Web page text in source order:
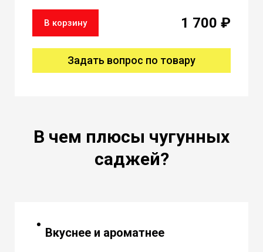
В корзину 1 700 ₽
Задать вопрос по товару
В чем плюсы чугунных
саджей?
Вкуснее и ароматнее